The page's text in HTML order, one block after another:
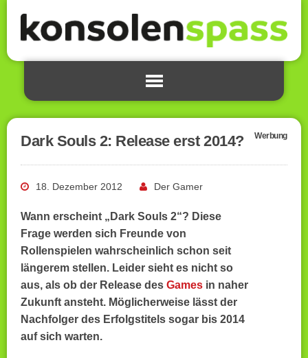
Dark Souls 2: Release erst 2014? Werbung
18. Dezember 2012 Der Gamer
Wann erscheint „Dark Souls 2“? Diese
Frage werden sich Freunde von
Rollenspielen wahrscheinlich schon seit
längerem stellen. Leider sieht es nicht so
aus, als ob der Release des Games in naher
Zukunft ansteht. Möglicherweise lässt der
Nachfolger des Erfolgstitels sogar bis 2014
auf sich warten.